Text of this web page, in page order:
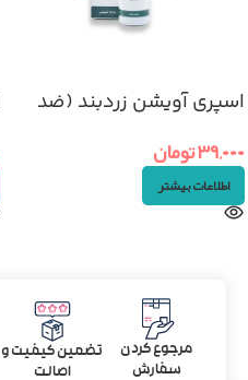
اسپری آویشن زردبند (ضد
۳۹,۰۰۰تومان
اطلاعات بیشتر
مرجوع کردن
سفارش
تضمین کیفیت و
اصالت